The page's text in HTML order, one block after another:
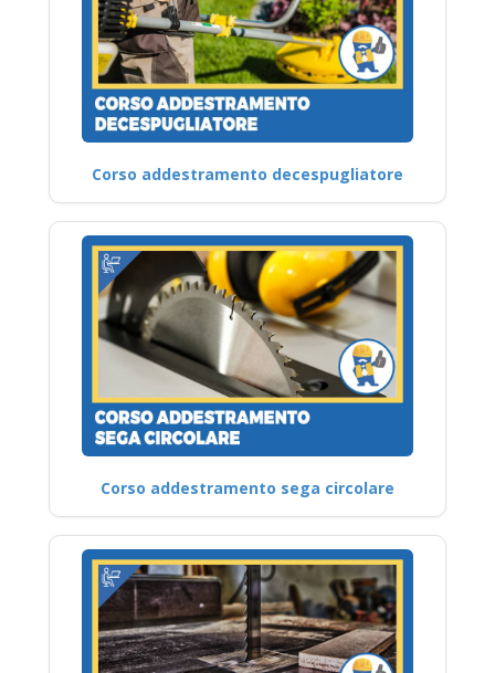
Corso addestramento decespugliatore
Corso addestramento sega circolare